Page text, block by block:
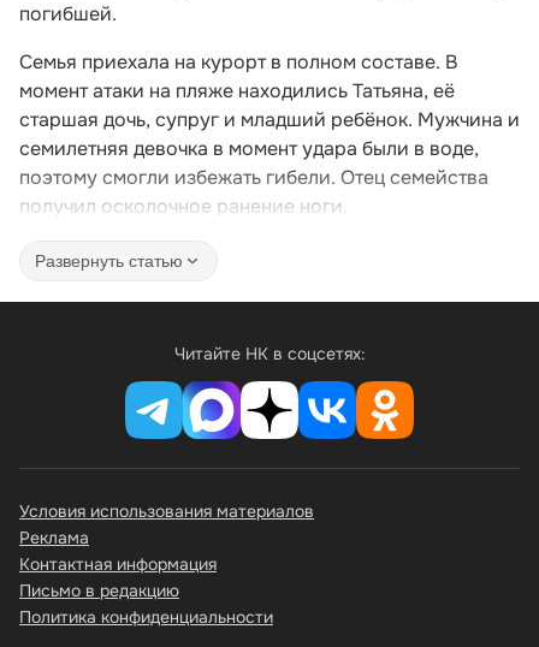
погибшей.
Семья приехала на курорт в полном составе. В
момент атаки на пляже находились Татьяна, её
старшая дочь, супруг и младший ребёнок. Мужчина и
семилетняя девочка в момент удара были в воде,
поэтому смогли избежать гибели. Отец семейства
получил осколочное ранение ноги.
Развернуть статью
Читайте НК в соцсетях:
Условия использования материалов
Реклама
Контактная информация
Письмо в редакцию
Политика конфиденциальности